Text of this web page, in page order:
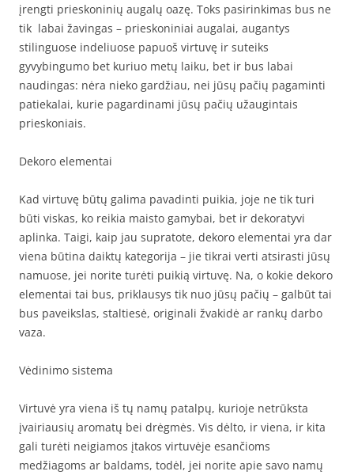
įrengti prieskoninių augalų oazę. Toks pasirinkimas bus ne
tik labai žavingas – prieskoniniai augalai, augantys
stilinguose indeliuose papuoš virtuvę ir suteiks
gyvybingumo bet kuriuo metų laiku, bet ir bus labai
naudingas: nėra nieko gardžiau, nei jūsų pačių pagaminti
patiekalai, kurie pagardinami jūsų pačių užaugintais
prieskoniais.
Dekoro elementai
Kad virtuvę būtų galima pavadinti puikia, joje ne tik turi
būti viskas, ko reikia maisto gamybai, bet ir dekoratyvi
aplinka. Taigi, kaip jau supratote, dekoro elementai yra dar
viena būtina daiktų kategorija – jie tikrai verti atsirasti jūsų
namuose, jei norite turėti puikią virtuvę. Na, o kokie dekoro
elementai tai bus, priklausys tik nuo jūsų pačių – galbūt tai
bus paveikslas, staltiesė, originali žvakidė ar rankų darbo
vaza.
Vėdinimo sistema
Virtuvė yra viena iš tų namų patalpų, kurioje netrūksta
įvairiausių aromatų bei drėgmės. Vis dėlto, ir viena, ir kita
gali turėti neigiamos įtakos virtuvėje esančioms
medžiagoms ar baldams, todėl, jei norite apie savo namų